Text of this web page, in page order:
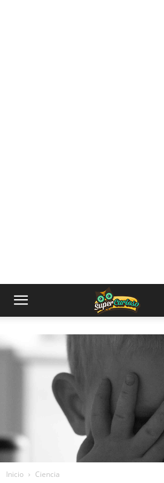
Inicio Ciencia